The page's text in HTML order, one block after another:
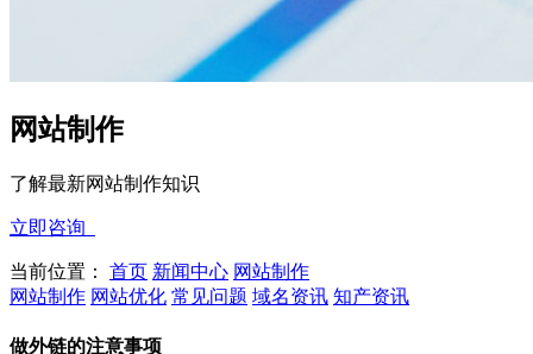
网站制作
了解最新网站制作知识
立即咨询
当前位置： 首页 新闻中心 网站制作
网站制作 网站优化 常见问题 域名资讯 知产资讯
做外链的注意事项